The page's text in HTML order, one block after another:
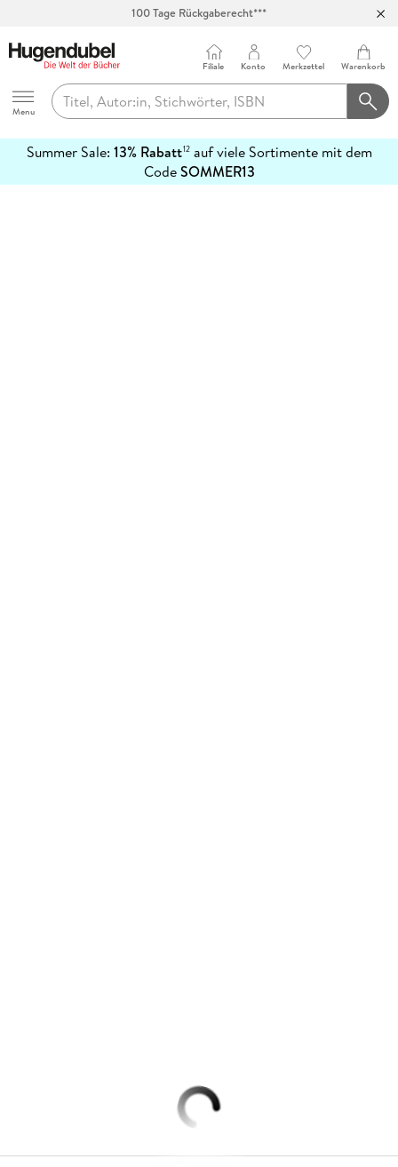
100 Tage Rückgaberecht***
Hugendubel
Menu
Filiale Konto Merkzettel Warenkorb
Summer Sale: 13% Rabatt12auf viele Sortimente mit dem
CodeSOMMER13
erfahren